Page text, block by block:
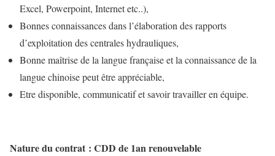
Excel, Powerpoint, Internet etc..),
Bonnes connaissances dans l’élaboration des rapports
d’exploitation des centrales hydrauliques,
Bonne maîtrise de la langue française et la connaissance de la
langue chinoise peut être appréciable,
Etre disponible, communicatif et savoir travailler en équipe.
Nature du contrat : CDD de 1an renouvelable